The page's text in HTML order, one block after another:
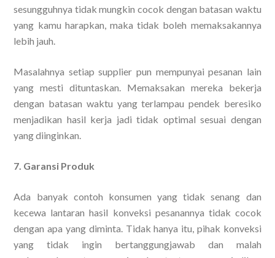
sesungguhnya tidak mungkin cocok dengan batasan waktu
yang kamu harapkan, maka tidak boleh memaksakannya
lebih jauh.
Masalahnya setiap supplier pun mempunyai pesanan lain
yang mesti dituntaskan. Memaksakan mereka bekerja
dengan batasan waktu yang terlampau pendek beresiko
menjadikan hasil kerja jadi tidak optimal sesuai dengan
yang diinginkan.
7. Garansi Produk
Ada banyak contoh konsumen yang tidak senang dan
kecewa lantaran hasil konveksi pesanannya tidak cocok
dengan apa yang diminta. Tidak hanya itu, pihak konveksi
yang tidak ingin bertanggungjawab dan malah